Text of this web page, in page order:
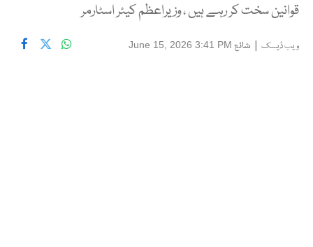
قوانین سخت کر رہے ہیں ، وزیراعظم کیئر اسٹارمر
ویب ڈیسک | شائع June 15, 2026 3:41 PM